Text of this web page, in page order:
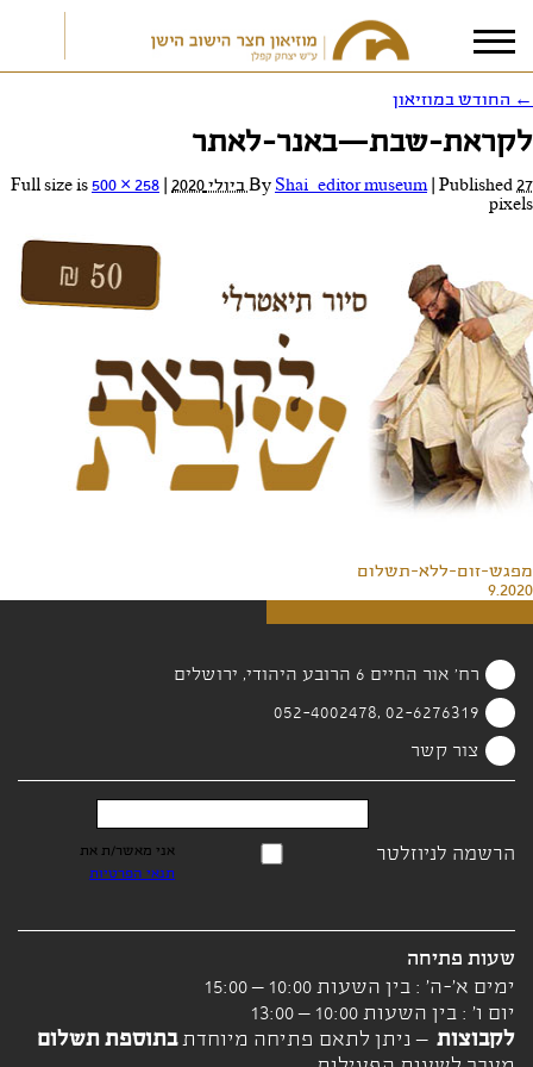
אני מאשר/ת אתתנאי הפרטיות
← החודש במוזיאון
לקראת-שבת—באנר-לאתר
By Shai_editor museum Published27 ביולי 2020
500 × 258
pixels
מפגש-זום-ללא-תשלום
9.2020
רח' אור החיים 6 הרובע היהודי, ירושלים
02-6276319 ,052-4002478
צור קשר
הרשמה לניוזלטר
אני מאשר/ת את
תנאי הפרטיות
שעות פתיחה
ימים א'-ה' : בין השעות 10:00 – 15:00
יום ו' : בין השעות 10:00 – 13:00
לקבוצות – ניתן לתאם פתיחה מיוחדתבתוספת תשלום